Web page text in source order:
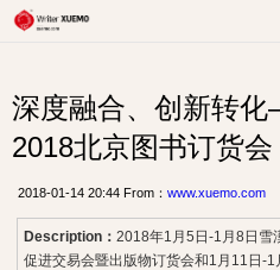
深度融合、创新转
2018北京图书订货会
2018-01-14 20:44 From： www.xuemo.com
Description： 2018年1月5日-1月8日雪
促进交易会暨出版物订货会和1月11日-